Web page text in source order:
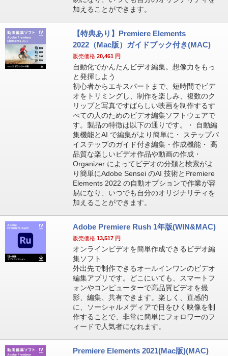
加えることができます。
【特典あり】Premiere Elements
2022（Mac版）ガイドブック付き(MAC)
販売価格 20,461 円
自動化でかんたんビデオ編集。想像力をもっ
と発揮しよう
初心者からエキスパートまで、短時間でビデ
オをトリミングし、制作を楽しみ、複数のク
リップと写真ですばらしい映画を制作するす
べての人のためのビデオ編集ソフトウェアで
す。製品の特徴は以下の通りです。・ 自動編
集機能とAI で編集がより簡単に・ ステップバ
イステップのガイド付き編集・作成機能・ 高
品質な楽しいビデオ作品や動画の作成・
Organizer によってビデオの分類と検索がよ
り簡単にAdobe Sensei のAI 技術とPremiere
Elements 2022 の自動オプションで作業が容
易になり、いつでも自分のオリジナリティを
加えることができます。
Adobe Premiere Rush 1年版(WIN&MAC)
販売価格 13,517 円
オンラインビデオを簡単作成できるビデオ編
集ソフト
外出先で制作できるオールインワンのビデオ
編集アプリです。どこにいても、スマートフ
ォンやコンピューターで高品質ビデオを撮
影、編集、共有できます。楽しく、直感的
に、ソーシャルメディアで目をひく映像を制
作することで、非常に簡単にフォロワーのフ
ィードで人気者になれます。
Premiere Elements 2021(Mac版)(MAC)